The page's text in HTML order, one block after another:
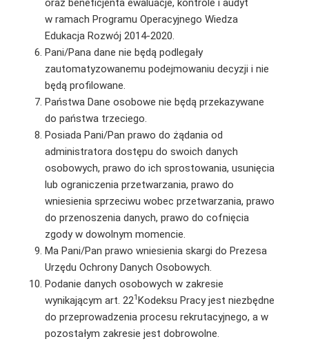
oraz beneficjenta ewaluacje, kontrole i audyt
w ramach Programu Operacyjnego Wiedza
Edukacja Rozwój 2014-2020.
Pani/Pana dane nie będą podlegały
zautomatyzowanemu podejmowaniu decyzji i nie
będą profilowane.
Państwa Dane osobowe nie będą przekazywane
do państwa trzeciego.
Posiada Pani/Pan prawo do żądania od
administratora dostępu do swoich danych
osobowych, prawo do ich sprostowania, usunięcia
lub ograniczenia przetwarzania, prawo do
wniesienia sprzeciwu wobec przetwarzania, prawo
do przenoszenia danych, prawo do cofnięcia
zgody w dowolnym momencie.
Ma Pani/Pan prawo wniesienia skargi do Prezesa
Urzędu Ochrony Danych Osobowych.
Podanie danych osobowych w zakresie
wynikającym art. 221Kodeksu Pracy jest niezbędne
do przeprowadzenia procesu rekrutacyjnego, a w
pozostałym zakresie jest dobrowolne.